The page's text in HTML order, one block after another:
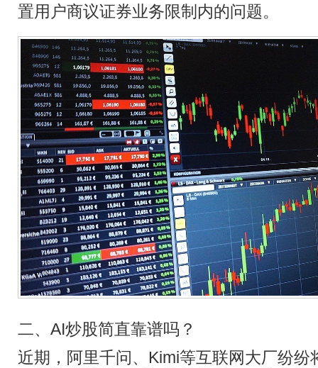
置用户商议证券业务限制内的问题。
二、AI炒股简直靠谱吗？
近期，阿里千问、Kimi等互联网大厂纷纷